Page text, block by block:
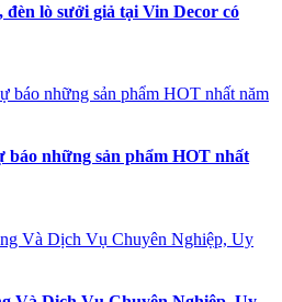
lò sưởi giả tại Vin Decor có
những sản phẩm HOT nhất